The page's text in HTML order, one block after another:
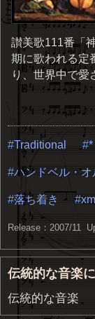
讃美歌111番「
期に歌われる定
り、世界中で愛
Traditional *
ハンドベル・オ
落ち着き
Release：2007/11
伝統的な音楽
伝統的な音楽